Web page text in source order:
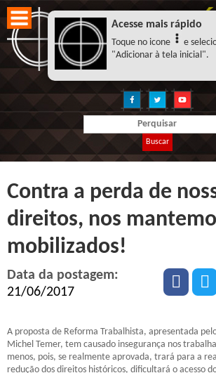
Buscar
Contra a perda de
direitos, nos
mobilizados!
Data da postagem:
21/06/2017
A proposta de Reforma Trabalhista, apresentada
Michel Temer, tem causado insegurança nos
menos, pois, se realmente aprovada, trará para a
redução dos direitos históricos, dificultará o acesso
Acesse mais rápido
Toque no icone
e
"Adicionar à tela inicial".